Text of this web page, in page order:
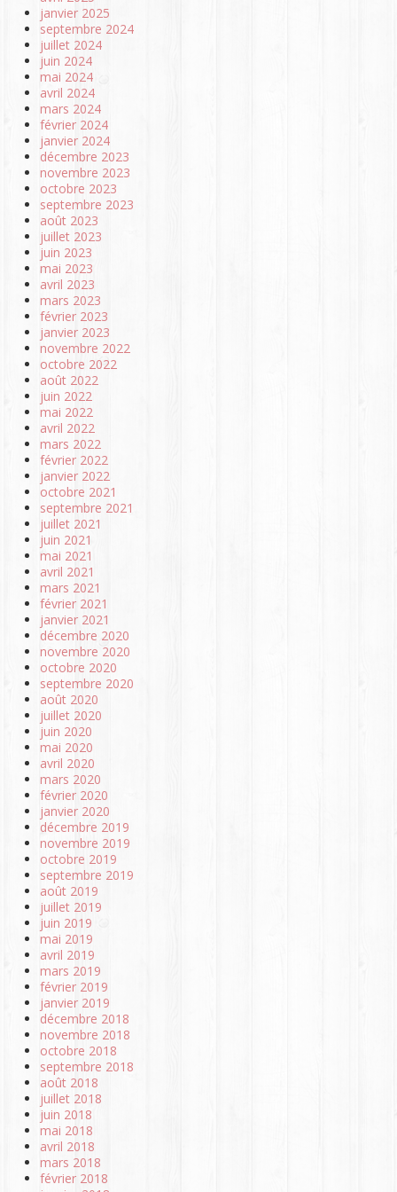
janvier 2025
septembre 2024
juillet 2024
juin 2024
mai 2024
avril 2024
mars 2024
février 2024
janvier 2024
décembre 2023
novembre 2023
octobre 2023
septembre 2023
août 2023
juillet 2023
juin 2023
mai 2023
avril 2023
mars 2023
février 2023
janvier 2023
novembre 2022
octobre 2022
août 2022
juin 2022
mai 2022
avril 2022
mars 2022
février 2022
janvier 2022
octobre 2021
septembre 2021
juillet 2021
juin 2021
mai 2021
avril 2021
mars 2021
février 2021
janvier 2021
décembre 2020
novembre 2020
octobre 2020
septembre 2020
août 2020
juillet 2020
juin 2020
mai 2020
avril 2020
mars 2020
février 2020
janvier 2020
décembre 2019
novembre 2019
octobre 2019
septembre 2019
août 2019
juillet 2019
juin 2019
mai 2019
avril 2019
mars 2019
février 2019
janvier 2019
décembre 2018
novembre 2018
octobre 2018
septembre 2018
août 2018
juillet 2018
juin 2018
mai 2018
avril 2018
mars 2018
février 2018